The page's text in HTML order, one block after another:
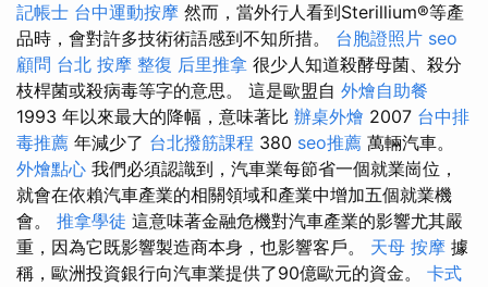
記帳士 台中運動按摩 然而，當外行人看到Sterillium®等產
品時，會對許多技術術語感到不知所措。 台胞證照片 seo
顧問 台北 按摩 整復 后里推拿 很少人知道殺酵母菌、殺分
枝桿菌或殺病毒等字的意思。 這是歐盟自 外燴自助餐
1993 年以來最大的降幅，意味著比 辦桌外燴 2007 台中排
毒推薦 年減少了 台北撥筋課程 380 seo推薦 萬輛汽車。
外燴點心 我們必須認識到，汽車業每節省一個就業崗位，
就會在依賴汽車產業的相關領域和產業中增加五個就業機
會。 推拿學徒 這意味著金融危機對汽車產業的影響尤其嚴
重，因為它既影響製造商本身，也影響客戶。 天母 按摩 據
稱，歐洲投資銀行向汽車業提供了90億歐元的資金。 卡式